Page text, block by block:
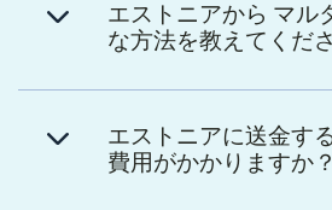
エストニアから マル
な方法を教えてくださ
エストニアに送金す
費用がかかりますか？